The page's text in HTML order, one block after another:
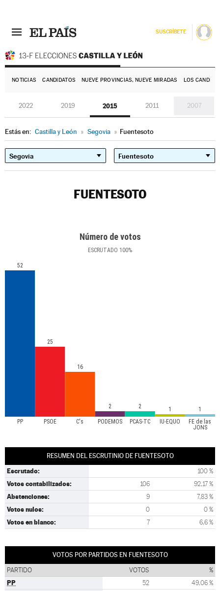
SUSCRÍBETE
NOTICIAS CANDIDATOS NUEVE PROVINCIAS, NUEVE MIRADAS LOS
2022 2019 2015 2011 2007
Estás en: Castilla y León » Segovia » Fuentesoto
FUENTESOTO
Número de votos
ESCRUTADO 100%
PP PSOE C's PODEMOS PCAS-TC IU-EQUO
FE de las
JONS
52
25
16
2 2 1 1
RESUMEN DEL ESCRUTINIO DE FUENTESOTO
Escrutado: 100 %
Votos contabilizados: 106 92,17 %
Abstenciones: 9 7,83 %
Votos nulos: 0 0 %
Votos en blanco: 7 6,6 %
VOTOS POR PARTIDOS EN FUENTESOTO
PARTIDO VOTOS %
PP 52 49,06 %